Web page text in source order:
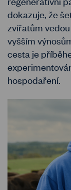
dokazuje, že
zvířatům
vyšším
cesta je
hospodaření.